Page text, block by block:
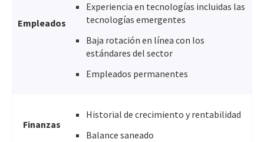
Empleados
Experiencia en tecnologías incluidas las
tecnologías emergentes
Baja rotación en línea con los
estándares del sector
Empleados permanentes
Finanzas
Historial de crecimiento y rentabilidad
Balance saneado